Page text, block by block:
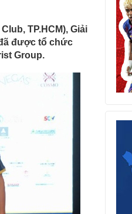
TP.HCM), Giải
được tổ chức
Group.